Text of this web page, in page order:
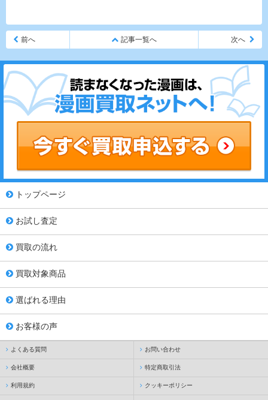
前へ 記事一覧へ 次へ
トップページ
お試し査定
買取の流れ
買取対象商品
選ばれる理由
お客様の声
よくある質問 お問い合わせ
会社概要 特定商取引法
利用規約 クッキーポリシー